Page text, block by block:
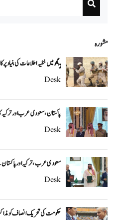
مشورہ
ہنگو میں خفیہ اطلاعات کی بنیاد پر
Desk
پاکستان، سعودی عرب اور ترکیہ
Desk
سعودی عرب، ترکیہ اور
Desk
حکومت کی تحریک انصاف کو